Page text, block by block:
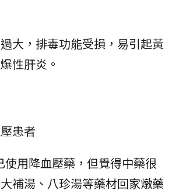
大，排毒功能受損，易引起黃
性肝炎。
患者
使用降血壓藥，但覺得中藥很
補湯、八珍湯等藥材回家燉藥